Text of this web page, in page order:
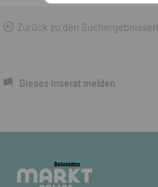
Zurück zu den Suchergebnissen
Dieses Inserat melden